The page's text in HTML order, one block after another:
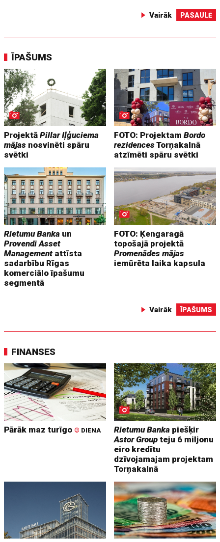
Vairāk PASAULĒ
ĪPAŠUMS
ProjektāPillar Iļģuciema
mājas nosvinēti spāru
svētki
FOTO: ProjektamBordo
rezidencesTorņakalnā
atzīmēti spāru svētki
Rietumu Banka un
Provendi Asset
Management attīsta
sadarbību Rīgas
komerciālo īpašumu
segmentā
FOTO: Ķengaragā
topošajā projektā
Promenādes mājas
iemūrēta laika kapsula
Vairāk ĪPAŠUMS
FINANSES
Pārāk maz turīgo © DIENA Rietumu Banka piešķir
Astor Group teju 6 miljonu
eiro kredītu
dzīvojamajam projektam
Torņakalnā